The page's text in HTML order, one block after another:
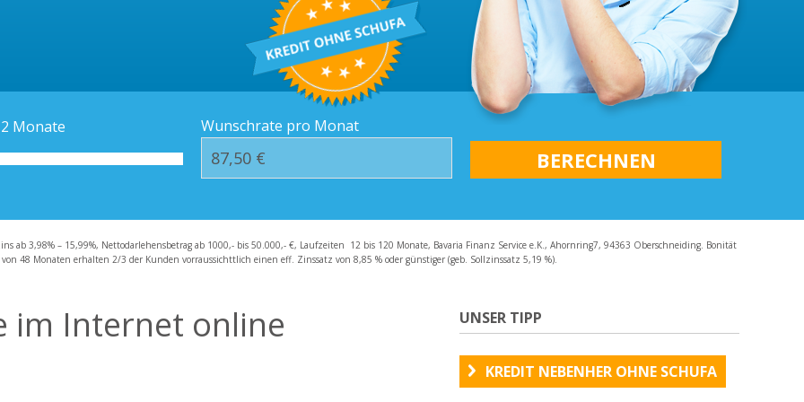
Häufige Fragen – FAQ
Monate Wunschrate pro Monat
ab 3,98% – 15,99%, Nettodarlehensbetrag ab 1000,- bis 50.000,- €, Laufzeiten 12 bis 120 Monate, Bavaria Finanz Service e.K., Ahornring7, 94363 Oberschneiding. Bonität
48 Monaten erhalten 2/3 der Kunden vorraussichttlich einen eff. Zinssatz von 8,85 % oder günstiger (geb. Sollzinssatz 5,19 %).
im Internet online
UNSER TIPP
KREDIT NEBENHER OHNE SCHUFA